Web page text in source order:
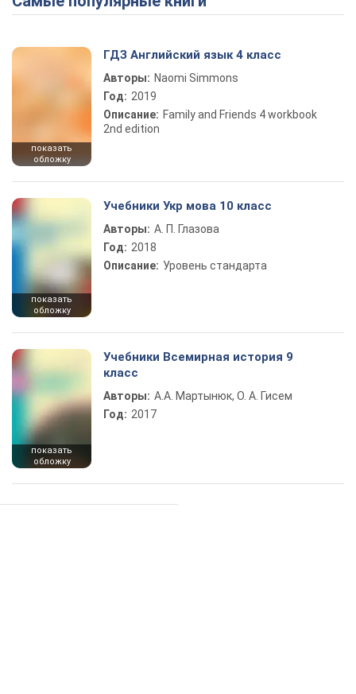
показать
обложку
ГДЗ Английский язык 4 класс
Авторы: Naomi Simmons
Год: 2019
Описание: Family and Friends 4 workbook
2nd edition
показать
обложку
Учебники Укр мова 10 класс
Авторы: А. П. Глазова
Год: 2018
Описание: Уровень стандарта
показать
обложку
Учебники Всемирная история 9
класс
Авторы: А.А. Мартынюк, О. А. Гисем
Год: 2017